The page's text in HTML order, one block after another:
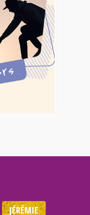
JÉRÉMIE